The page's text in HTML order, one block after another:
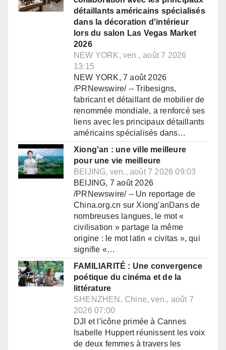
détaillants américains spécialisés
dans la décoration d'intérieur
lors du salon Las Vegas Market
2026
NEW YORK, ven., août 7 2026
13:15
NEW YORK, 7 août 2026
/PRNewswire/ -- Tribesigns,
fabricant et détaillant de mobilier de
renommée mondiale, a renforcé ses
liens avec les principaux détaillants
américains spécialisés dans…
Xiong'an : une ville meilleure
pour une vie meilleure
BEIJING, ven., août 7 2026 09:03
BEIJING, 7 août 2026
/PRNewswire/ -- Un reportage de
China.org.cn sur Xiong'anDans de
nombreuses langues, le mot «
civilisation » partage la même
origine : le mot latin « civitas », qui
signifie «…
FAMILIARITÉ : Une convergence
poétique du cinéma et de la
littérature
SHENZHEN, Chine, ven., août 7
2026 07:00
DJI et l'icône primée à Cannes
Isabelle Huppert réunissent les voix
de deux femmes à travers les